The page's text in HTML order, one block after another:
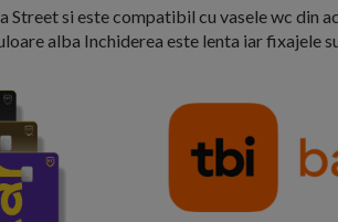
si este compatibil cu vasele wc din
alba Inchiderea este lenta iar fixajele